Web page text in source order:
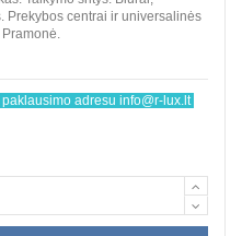
Prekybos centrai ir universalinės
adresu info@r-lux.lt